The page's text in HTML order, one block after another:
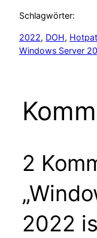
Schlagwörter:
2022, DOH,
Windows Server
2
2022